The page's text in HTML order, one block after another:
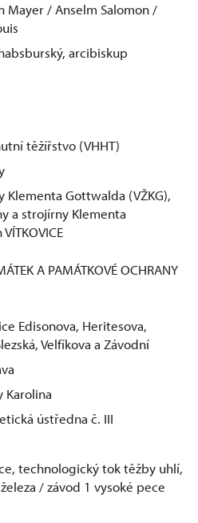
Mayer / Anselm Salomon /
arcibiskup
těžířstvo (VHHT)
Klementa Gottwalda (VŽKG),
a strojírny Klementa
A PAMÁTKOVÉ OCHRANY
Edisonova, Heritesova,
Velfíkova a Závodní
Karolina
ústředna č. III
technologický tok těžby uhlí,
/ závod 1 vysoké pece